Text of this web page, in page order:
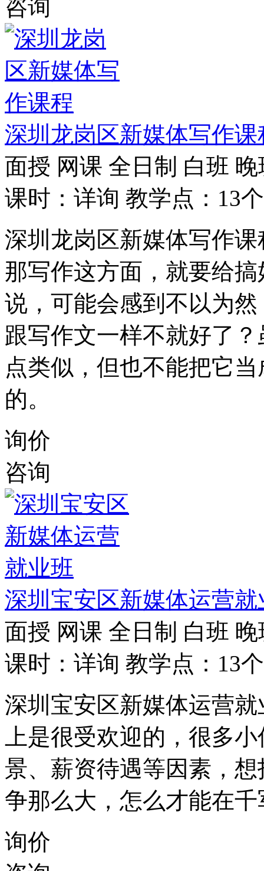
咨询
深圳龙岗区新媒体写作课
面授 网课 全日制 白班 晚
课时：详询 教学点：13个
深圳龙岗区新媒体写作
那写作这方面，就要给
说，可能会感到不以为
跟写作文一样不就好了
点类似，但也不能把它
的。
询价
咨询
深圳宝安区新媒体运营就
面授 网课 全日制 白班 晚
课时：详询 教学点：13个
深圳宝安区新媒体运营
上是很受欢迎的，很多
景、薪资待遇等因素，
争那么大，怎么才能在
询价